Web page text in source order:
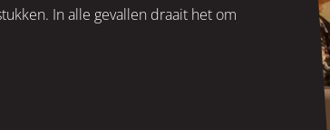
In alle gevallen draait het om